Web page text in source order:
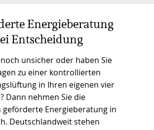
Energieberatung
Entscheidung
unsicher oder haben Sie
zu einer kontrollierten
in Ihren eigenen vier
Dann nehmen Sie die
geförderte Energieberatung in
Deutschlandweit stehen